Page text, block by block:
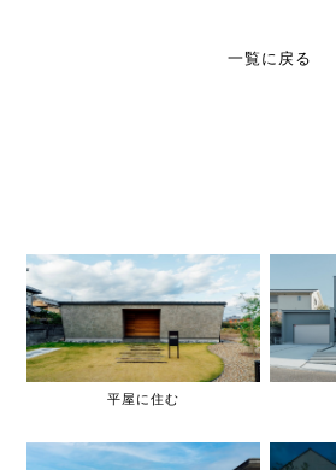
一覧に戻る
平屋に住む